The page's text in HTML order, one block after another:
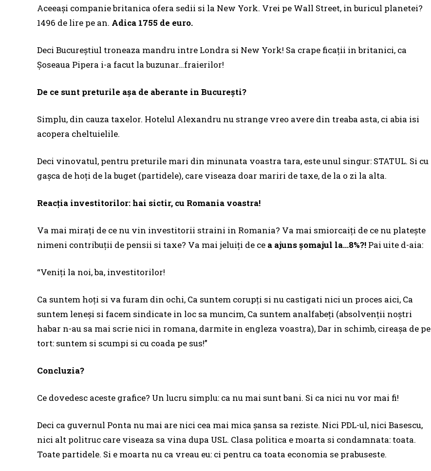
Aceeași companie britanica ofera sedii si la New York. Vrei pe Wall Street, in buricul planetei?
1496 de lire pe an. Adica 1755 de euro.
Deci Bucureștiul troneaza mandru intre Londra si New York! Sa crape ficații in britanici, ca
Șoseaua Pipera i-a facut la buzunar…fraierilor!
De ce sunt preturile așa de aberante in București?
Simplu, din cauza taxelor. Hotelul Alexandru nu strange vreo avere din treaba asta, ci abia isi
acopera cheltuielile.
Deci vinovatul, pentru preturile mari din minunata voastra tara, este unul singur: STATUL. Si cu
gașca de hoți de la buget (partidele), care viseaza doar mariri de taxe, de la o zi la alta.
Reacția investitorilor: hai sictir, cu Romania voastra!
Va mai mirați de ce nu vin investitorii straini in Romania? Va mai smiorcaiți de ce nu platește
nimeni contribuții de pensii si taxe? Va mai jeluiți de ce a ajuns șomajul la…8%?! Pai uite d-aia:
“Veniți la noi, ba, investitorilor!
Ca suntem hoți si va furam din ochi, Ca suntem corupți si nu castigati nici un proces aici, Ca
suntem leneși si facem sindicate in loc sa muncim, Ca suntem analfabeți (absolvenții noștri
habar n-au sa mai scrie nici in romana, darmite in engleza voastra), Dar in schimb, cireașa de pe
tort: suntem si scumpi si cu coada pe sus!”
Concluzia?
Ce dovedesc aceste grafice? Un lucru simplu: ca nu mai sunt bani. Si ca nici nu vor mai fi!
Deci ca guvernul Ponta nu mai are nici cea mai mica șansa sa reziste. Nici PDL-ul, nici Basescu,
nici alt politruc care viseaza sa vina dupa USL. Clasa politica e moarta si condamnata: toata.
Toate partidele. Si e moarta nu ca vreau eu: ci pentru ca toata economia se prabuseste.